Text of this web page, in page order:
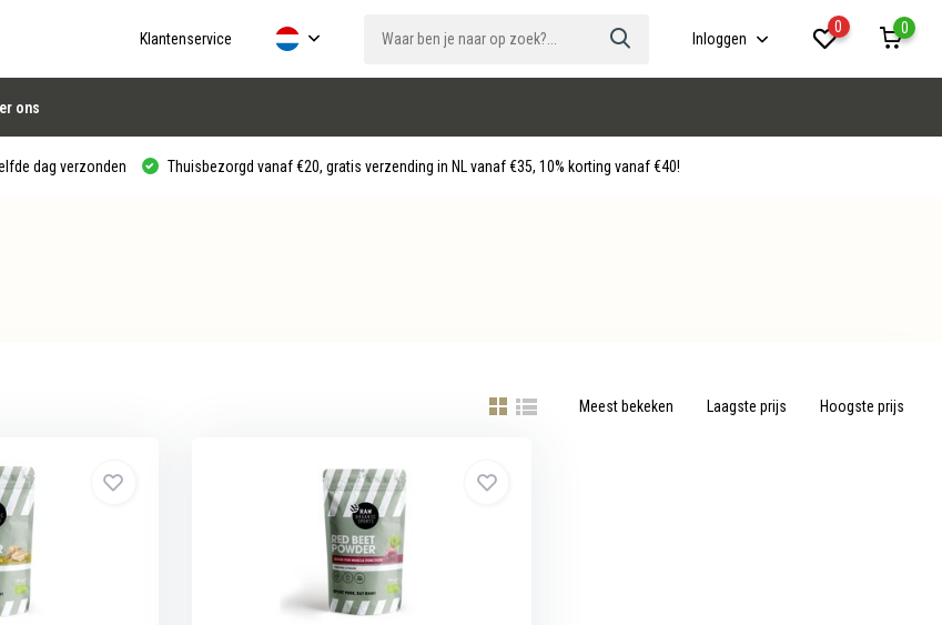
Klantenservice Inloggen
0
0
ons
dag verzonden Thuisbezorgd vanaf €20, gratis verzending in NL vanaf €35, 10% korting vanaf €40!
Meest bekeken Laagste prijs Hoogste prijs